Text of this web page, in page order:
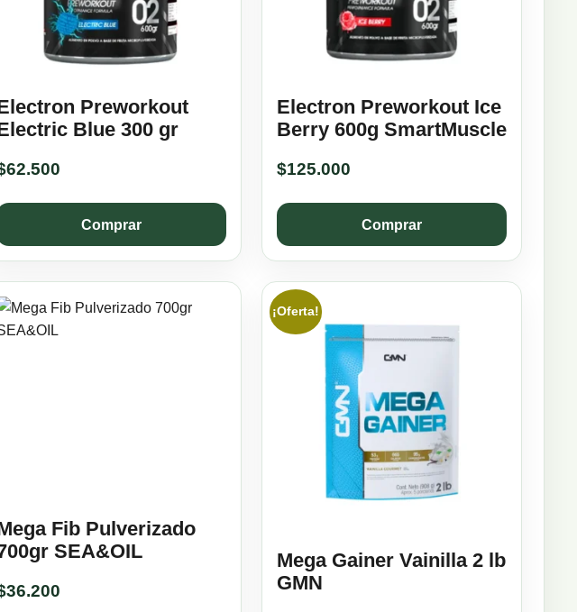
Preworkout
Blue 300 gr
62.500
Comprar
Electron Preworkout Ice
Berry 600g SmartMuscle
$125.000
Comprar
Fib Pulverizado
SEA&OIL
36.200
¡Oferta!
Mega Gainer Vainilla 2 lb
GMN